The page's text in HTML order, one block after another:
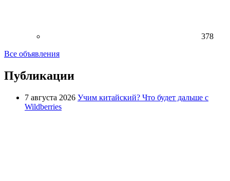
378
Все объявления
Публикации
7 августа 2026 Учим китайский? Что будет дальше с
Wildberries